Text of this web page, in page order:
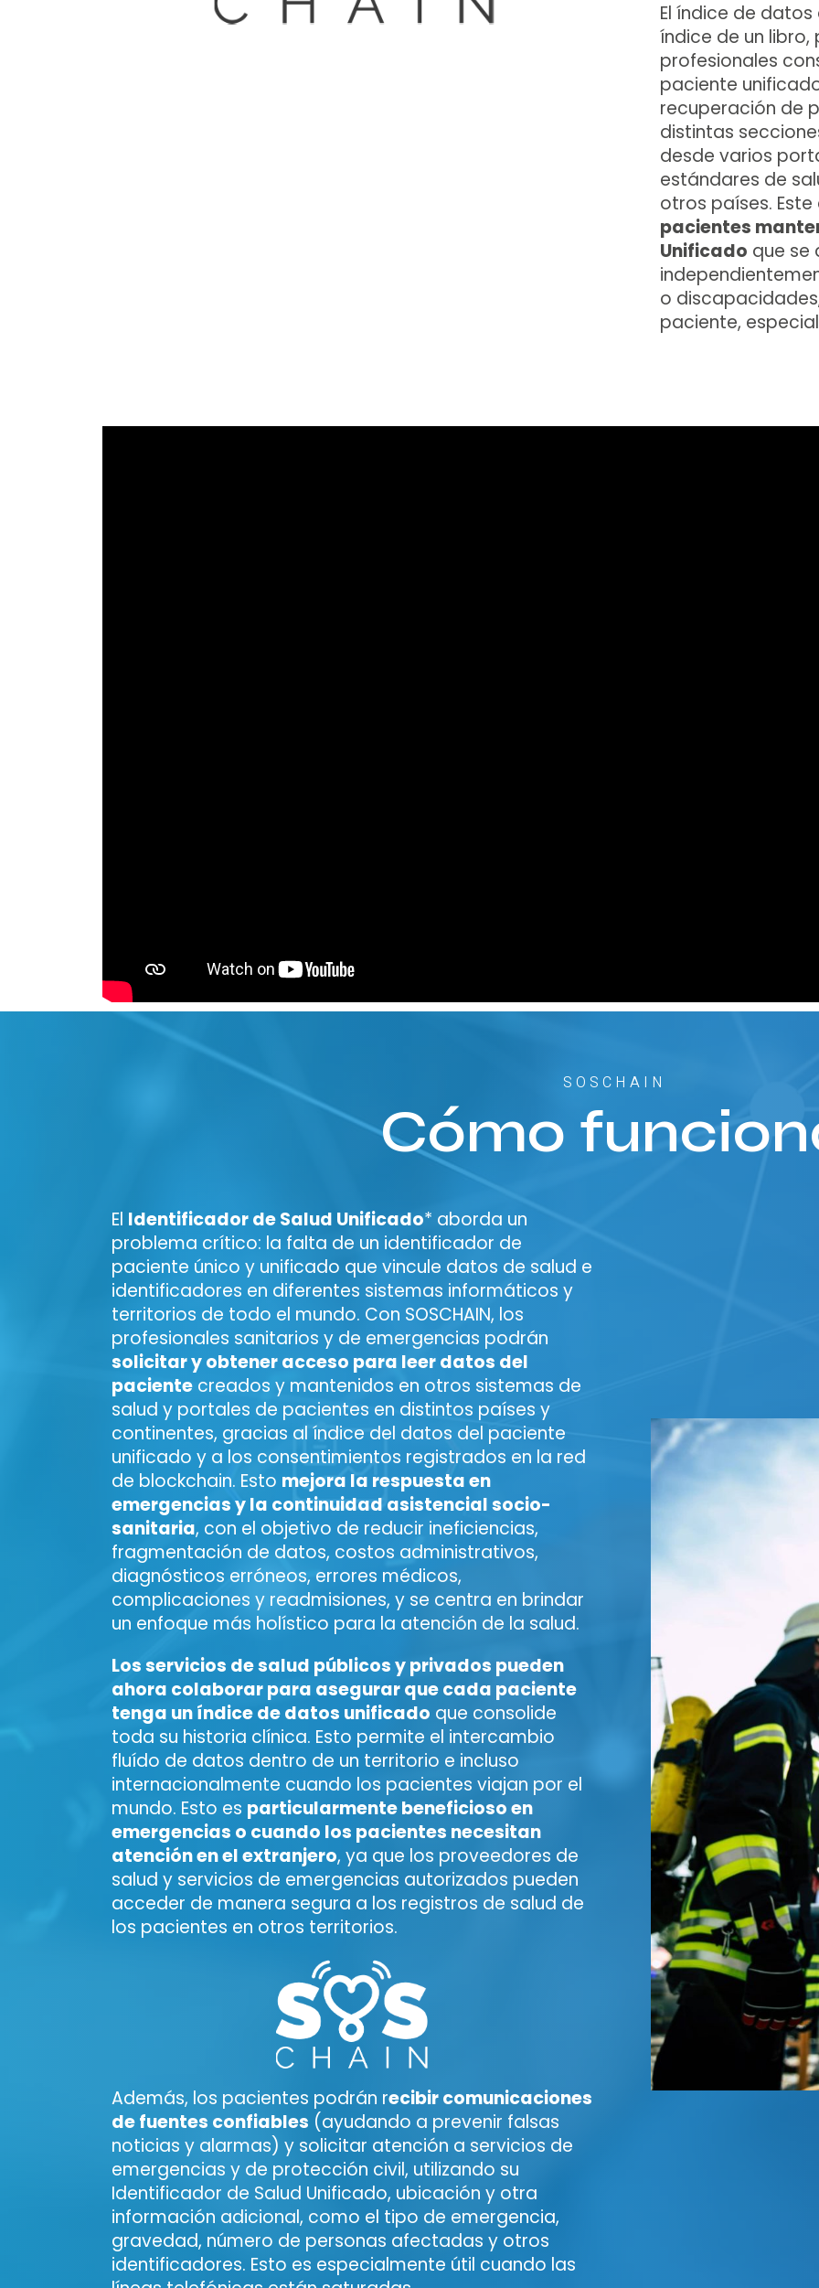
El índice de
índice de un
profesionales
paciente
recuperación de
distintas
desde varios
estándares de
otros países.
pacientes
Unificado que se
o
paciente,
SOSCHAIN
Cómo
El Identificador de Salud Unificado* aborda un
problema crítico: la falta de un identificador de
paciente único y unificado que vincule datos de salud e
identificadores en diferentes sistemas informáticos y
territorios de todo el mundo. Con SOSCHAIN, los
profesionales sanitarios y de emergencias podrán
solicitar y obtener acceso para leer datos del
paciente creados y mantenidos en otros sistemas de
salud y portales de pacientes en distintos países y
continentes, gracias al índice del datos del paciente
unificado y a los consentimientos registrados en la red
de blockchain. Esto mejora la respuesta en
emergencias y la continuidad asistencial socio-
sanitaria, con el objetivo de reducir ineficiencias,
fragmentación de datos, costos administrativos,
diagnósticos erróneos, errores médicos,
complicaciones y readmisiones, y se centra en brindar
un enfoque más holístico para la atención de la salud.
Los servicios de salud públicos y privados pueden
ahora colaborar para asegurar que cada paciente
tenga un índice de datos unificado que consolide
toda su historia clínica. Esto permite el intercambio
fluído de datos dentro de un territorio e incluso
internacionalmente cuando los pacientes viajan por el
mundo. Esto es particularmente beneficioso en
emergencias o cuando los pacientes necesitan
atención en el extranjero, ya que los proveedores de
salud y servicios de emergencias autorizados pueden
acceder de manera segura a los registros de salud de
los pacientes en otros territorios.
Además, los pacientes podrán recibir comunicaciones
de fuentes confiables (ayudando a prevenir falsas
noticias y alarmas) y solicitar atención a servicios de
emergencias y de protección civil, utilizando su
Identificador de Salud Unificado, ubicación y otra
información adicional, como el tipo de emergencia,
gravedad, número de personas afectadas y otros
identificadores. Esto es especialmente útil cuando las